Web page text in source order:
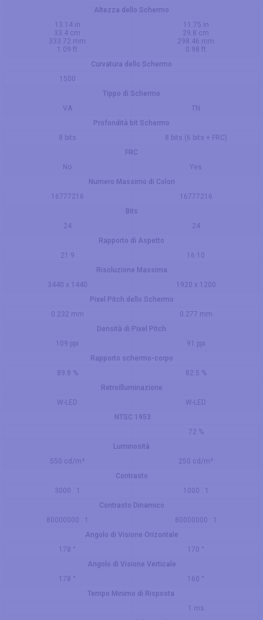
Altezza dello Schermo
13.14 in
33.4 cm
333.72 mm
1.09 ft
11.75 in
29.8 cm
298.46 mm
0.98 ft
Curvatura dello Schermo
1500
Tippo di Schermo
VA
TN
Profondità bit Schermo
8 bits
8 bits (6 bits + FRC)
FRC
No
Yes
Numero Massimo di Colori
16777216
16777216
Bits
24
24
Rapporto di Aspetto
21:9
16:10
Risoluzione Massima
3440 x 1440
1920 x 1200
Pixel Pitch dello Schermo
0.232 mm
0.277 mm
Densità di Pixel Pitch
109 ppi
91 ppi
Rapporto schermo-corpo
89.8 %
82.5 %
Retroilluminazione
W-LED
W-LED
NTSC 1953
72 %
Luminosità
550 cd/m²
250 cd/m²
Contrasto
3000 : 1
1000 : 1
Contrasto Dinamico
80000000 : 1
80000000 : 1
Angolo di Visione Orizontale
178 °
170 °
Angolo di Visione Verticale
178 °
160 °
Tempo Minimo di Risposta
1 ms